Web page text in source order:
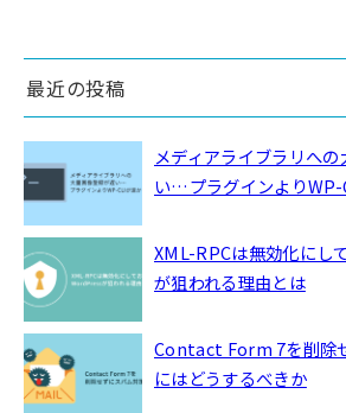
最近の投稿
メディアライブラリへ
い…プラグインよりWP-
XML-RPCは無効化にし
が狙われる理由とは
Contact Form 7を削除
にはどうするべきか